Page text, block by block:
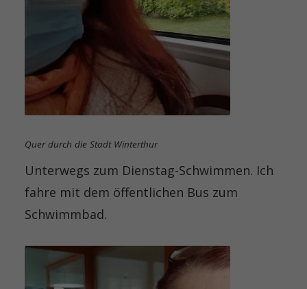
Quer durch die Stadt Winterthur
Unterwegs zum Dienstag-Schwimmen. Ich
fahre mit dem öffentlichen Bus zum
Schwimmbad.